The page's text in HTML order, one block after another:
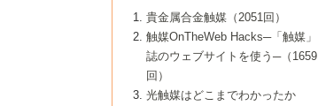
8号 高機能化ポリオレフィンに向けた重合
触媒の最近の進展
7号 持続可能社会実現のための触媒および
触媒関連技術
5号 若手会員による触媒研究の未来展望1：
企業編
6号 第102回触媒討論会
7号 触媒・化学反応における計算化学の進
5号 こんな物質，あんな物質―新たな触媒
の可能性―
7号 『結晶の化学』を活かした触媒研究
5号 水素製造・貯蔵のための触媒技術の新
しい展開
6号 第98回触媒討論会
7号 基礎化学品製造の触媒技術
4号 水分解用光触媒材料
5号 時間分解分光の進歩と応用
6号 第96回触媒討論会
2号 第93回触媒討論会
3号 特殊エネルギー場の触媒反応
4号 生体内における金属の触媒作用
5号 ファインケミカルズの展開に寄与する
1号 なぜこの触媒が良いのか？
2号 第91回触媒討論会
3号 最近の自動車排ガス処理技術
4号 触媒研究の現状と将来─第90回触媒討論
▼44巻（2002年）
1号 高次制御された触媒の化学
2号 第89回触媒討論会
3号 触媒を利用した電気化学の新展開
▼43巻（2001年）
1号 グリーンケミストリーと触媒
2号 第87回触媒討論会特集号
▼42巻（2000年）
1号 触媒反応工学の明日を拓く
▼41巻（1999年）
貴金属合金触媒（2051回）
触媒OnTheWeb Hacks─「触媒」
誌のウェブサイトを使う─（1659
回）
光触媒はどこまでわかったか